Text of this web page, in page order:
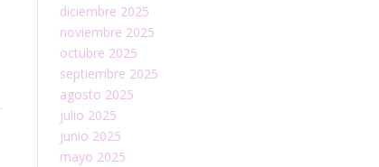
diciembre 2025
noviembre 2025
octubre 2025
septiembre 2025
agosto 2025
julio 2025
junio 2025
mayo 2025